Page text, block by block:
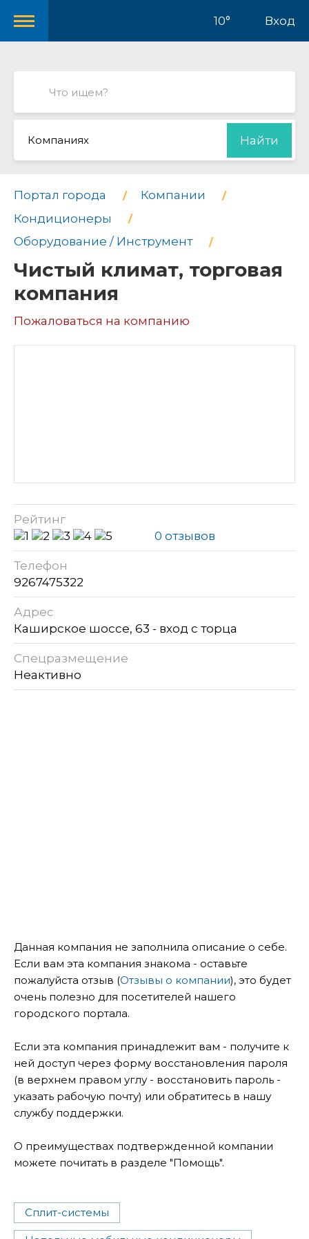
10° Вход
Компаниях Найти
Портал города
Компании
Кондиционеры
Оборудование / Инструмент
Чистый климат, торговая
компания
Пожаловаться на компанию
Рейтинг
0 отзывов
Телефон
9267475322
Адрес
Каширское шоссе, 63 - вход с торца
Спецразмещение
Неактивно
Данная компания не заполнила описание о себе.
Если вам эта компания знакома - оставьте
пожалуйста отзыв (Отзывы о компании), это будет
очень полезно для посетителей нашего
городского портала.
Если эта компания принадлежит вам - получите к
ней доступ через форму восстановления пароля
(в верхнем правом углу - восстановить пароль -
указать рабочую почту) или обратитесь в нашу
службу поддержки.
О преимуществах подтвержденной компании
можете почитать в разделе "Помощь".
Сплит-системы